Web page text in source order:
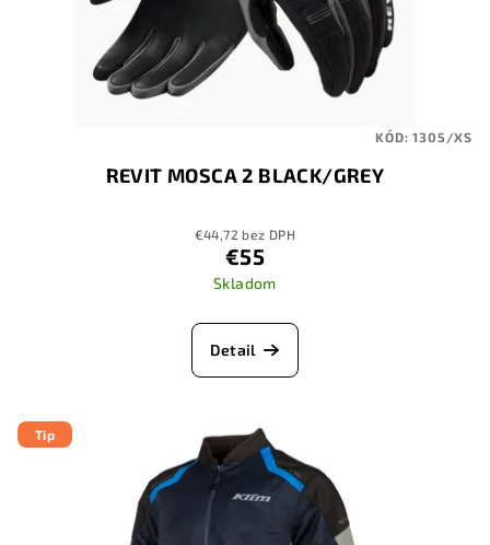
REVIT MOSCA 2 BLACK/GREY
€44,72 bez DPH
€55
Skladom
Detail
KÓD:1305/XS
Tip